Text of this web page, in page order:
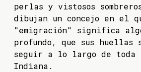
perlas y vistosos
dibujan un concejo en el
"emigración" significa
profundo, que sus huellas
seguir a lo largo de toda
Indiana.